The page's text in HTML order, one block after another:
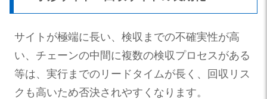
サイトが極端に長い、検収までの不確実性が高
い、チェーンの中間に複数の検収プロセスがある
等は、実行までのリードタイムが長く、回収リス
クも高いため否決されやすくなります。